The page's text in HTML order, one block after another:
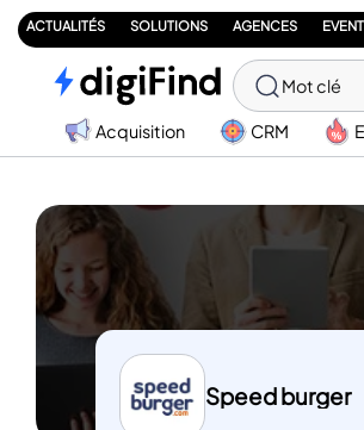
ACTUALITÉS SOLUTIONS AGENCES
Mot clé
Acquisition CRM
Speed burger